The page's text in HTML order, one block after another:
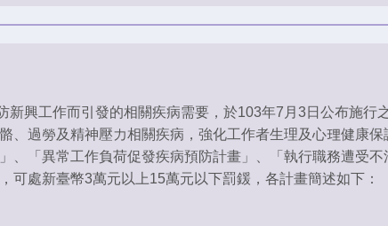
興工作而引發的相關疾病需要，於103年7月3日公布施行
、過勞及精神壓力相關疾病，強化工作者生理及心理健康
、「異常工作負荷促發疾病預防計畫」、「執行職務遭受
可處新臺幣3萬元以上15萬元以下罰鍰，各計畫簡述如下：